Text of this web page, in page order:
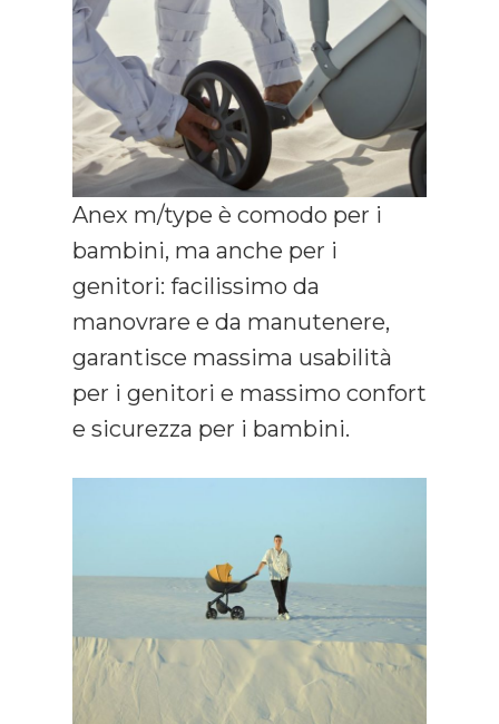
Anex m/type è comodo per i
bambini, ma anche per i
genitori: facilissimo da
manovrare e da manutenere,
garantisce massima usabilità
per i genitori e massimo confort
e sicurezza per i bambini.